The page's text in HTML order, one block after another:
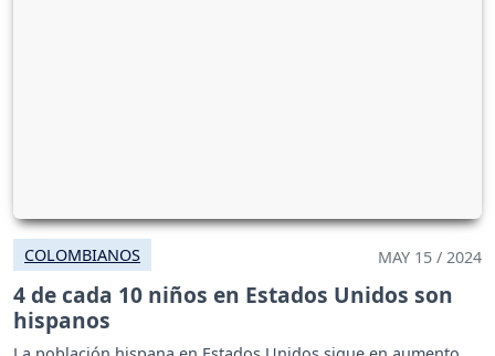
COLOMBIANOS MAY 15 / 2024
4 de cada 10 niños en Estados Unidos son
hispanos